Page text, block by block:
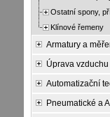
Ostatní spony,
Klínové řemeny
Armatury a
Úprava vzduchu
Automatizační
Pneumatické a